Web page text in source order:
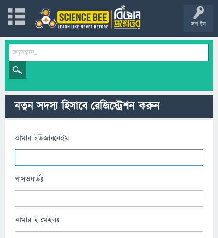
লগ ইন
নতুন সদস্য হিসাবে রেজিস্ট্রেশন করুন
আমার ইউজারনেইম
পাসওয়ার্ডঃ
আমার ই-মেইলঃ